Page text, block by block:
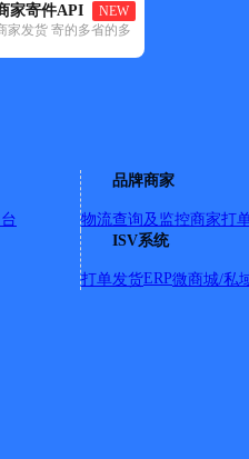
家寄件API
NEW
家发货 寄的多省的多
品牌商家
物流查询及监控商家打
ISV系统
打单发货ERP微商城/私
县 ✕ 清空已选
28号中通快递总部
（文明中路，文明南路，牌
幸福路，花鸟市场，竹桂
市场，育才花园，文昌菜市
山镇。